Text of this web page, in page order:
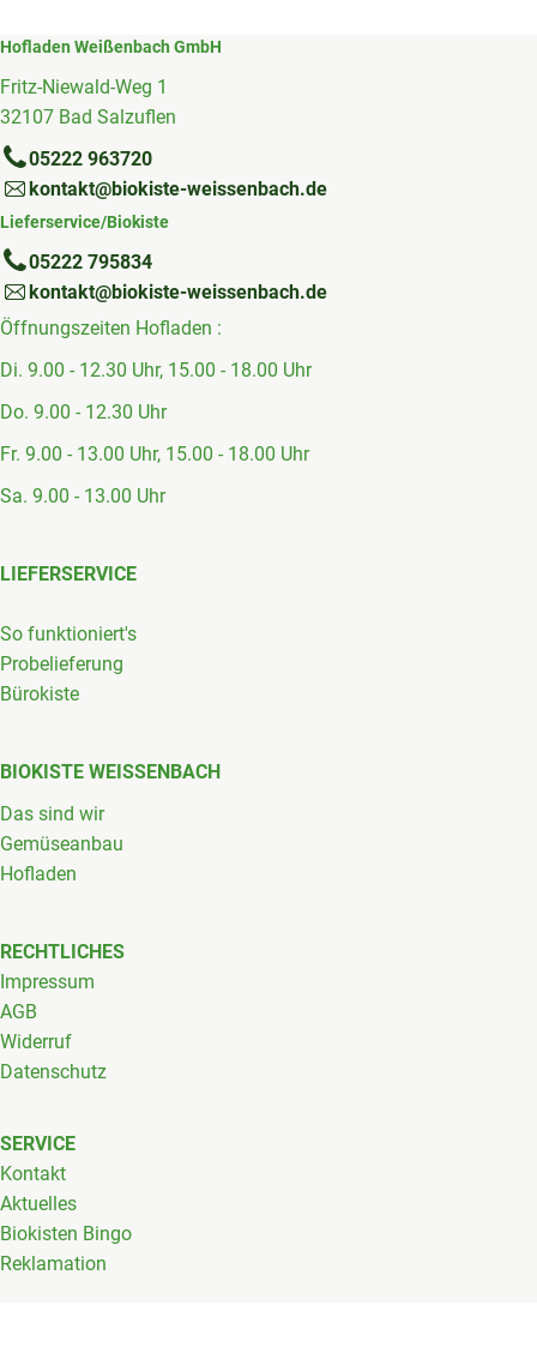
Hofladen Weißenbach GmbH
Fritz-Niewald-Weg 1
32107 Bad Salzuflen
05222 963720
kontakt@biokiste-weissenbach.de
Lieferservice/Biokiste
05222 795834
kontakt@biokiste-weissenbach.de
Öffnungszeiten Hofladen :
Di. 9.00 - 12.30 Uhr, 15.00 - 18.00 Uhr
Do. 9.00 - 12.30 Uhr
Fr. 9.00 - 13.00 Uhr, 15.00 - 18.00 Uhr
Sa. 9.00 - 13.00 Uhr
LIEFERSERVICE
So funktioniert's
Probelieferung
Bürokiste
BIOKISTE WEISSENBACH
Das sind wir
Gemüseanbau
Hofladen
RECHTLICHES
Impressum
AGB
Widerruf
Datenschutz
SERVICE
Kontakt
Aktuelles
Biokisten Bingo
Reklamation